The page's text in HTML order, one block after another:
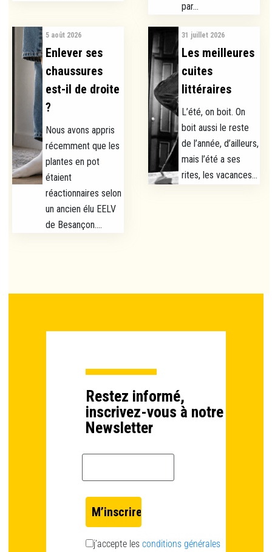
par...
5 août 2026
Enlever ses
chaussures
est-il de droite
?
Nous avons appris
récemment que les
plantes en pot
étaient
réactionnaires selon
un ancien élu EELV
de Besançon....
31 juillet 2026
Les meilleures
cuites
littéraires
L’été, on boit. On
boit aussi le reste
de l’année, d’ailleurs,
mais l’été a ses
rites, les vacances...
Restez informé,
inscrivez-vous à notre
Newsletter
j’accepte les conditions générales